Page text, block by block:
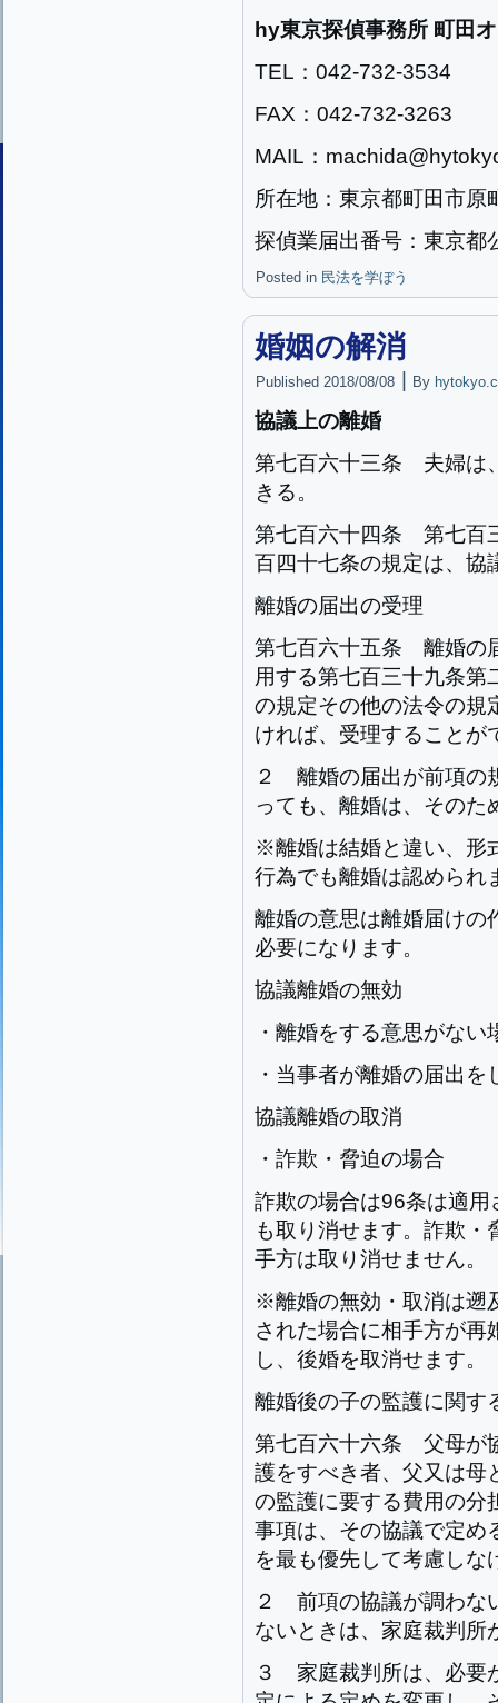
hy東京探偵事務所 町田
TEL：042-732-3534
FAX：042-732-3263
MAIL：
所在地：東京都町田市原
探偵業届出番号：東京
Posted in 民法を学ぼう
婚姻の解消
Published 2018/08/08 | By
協議上の離婚
第七百六十三条 夫婦は
きる。
第七百六十四条 第七百
百四十七条の規定は、協
離婚の届出の受理
第七百六十五条 離婚の
用する第七百三十九条第
の規定その他の法令の規
ければ、受理することが
２ 離婚の届出が前項の
っても、離婚は、その
※離婚は結婚と違い、形
行為でも離婚は認められ
離婚の意思は離婚届けの
必要になります。
協議離婚の無効
・離婚をする意思がない
・当事者が離婚の届出を
協議離婚の取消
・詐欺・脅迫の場合
詐欺の場合は96条は適
も取り消せます。詐欺
手方は取り消せません。
※離婚の無効・取消は遡
された場合に相手方が再
し、後婚を取消せます。
離婚後の子の監護に関す
第七百六十六条 父母が
護をすべき者、父又は母
の監護に要する費用の分
事項は、その協議で定め
を最も優先して考慮しな
２ 前項の協議が調わな
ないときは、家庭裁判所
３ 家庭裁判所は、必要